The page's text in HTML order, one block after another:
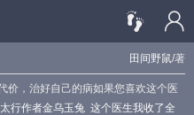
田间野鼠/著
价，治好自己的病如果您喜欢这个医
行作者金乌玉兔 这个医生我收了全